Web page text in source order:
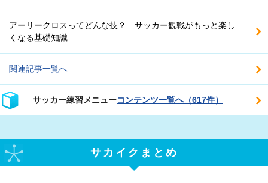
アーリークロスってどんな技？ サッカー観戦がもっと楽し
くなる基礎知識
関連記事一覧へ
サッカー練習メニューコンテンツ一覧へ（617件）
サカイクまとめ